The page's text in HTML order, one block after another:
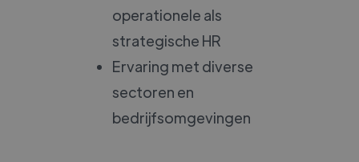
operationele als
strategische HR
Ervaring met diverse
sectoren en
bedrijfsomgevingen